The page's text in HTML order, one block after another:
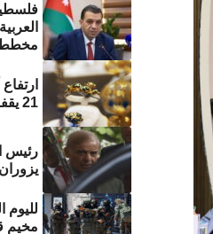
21 يقفز 1.1 دينار للغرام
رئيس
لليوم
مخيم